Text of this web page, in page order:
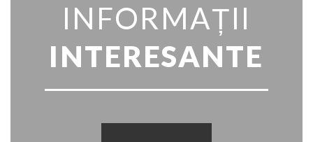
INFORMAȚII
INTERESANTE